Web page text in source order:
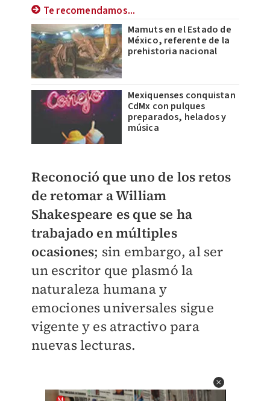
Te recomendamos...
Mamuts en el Estado de
México, referente de la
prehistoria nacional
Mexiquenses conquistan
CdMx con pulques
preparados, helados y
música
Reconoció que uno de los retos
de retomar a William
Shakespeare es que se ha
trabajado en múltiples
ocasiones; sin embargo, al ser
un escritor que plasmó la
naturaleza humana y
emociones universales sigue
vigente y es atractivo para
nuevas lecturas.